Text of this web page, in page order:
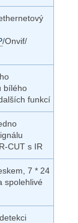
/Onvif/
bílého
funkcí
CUT s IR
7 * 24